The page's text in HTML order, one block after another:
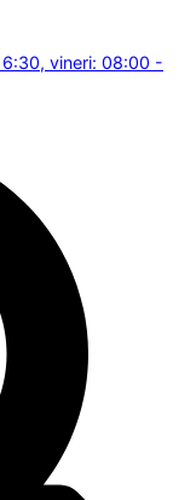
vineri: 08:00 -